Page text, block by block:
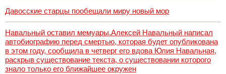
Давосские старцы пообещали миру новый мор
Навальный оставил мемуары.Алексей Навальный написал
автобиографию перед смертью, которая будет опубликована
в этом году, сообщила в четверг его вдова Юлия Навальная,
раскрыв существование текста, о существовании которого
знало только его ближайшее окружен